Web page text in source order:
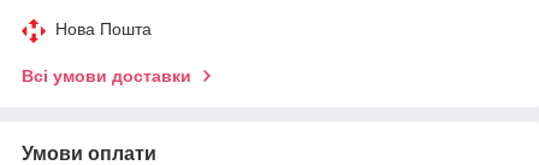
Нова Пошта
Всі умови доставки
Умови оплати